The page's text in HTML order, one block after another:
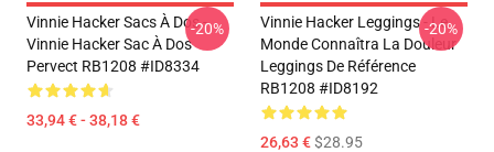
Vinnie Hacker Sacs À Dos -
Vinnie Hacker Sac À Dos
Pervect RB1208 #ID8334
33,94 € - 38,18 €
-20%
Vinnie Hacker Leggings - Le
Monde Connaîtra La Douleur
Leggings De Référence
RB1208 #ID8192
26,63 €$28.95
-20%